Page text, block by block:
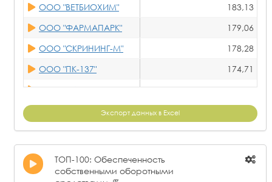
ООО "ВЕТБИОХИМ"
183,13
ООО "ФАРМАПАРК"
179,06
ООО "СКРИНИНГ-М"
178,28
ООО "ПК-137"
174,71
ООО "РУЗФАРМА"
174,60
ООО "ВЕЛФАРМ-М"
172,66
ООО "ОНКОТАРГЕТ"
168,86
ООО "ОЗОН ФАРМ"
Экспорт данных в Excel
ТОП-100: Обеспеченность
собственными оборотными